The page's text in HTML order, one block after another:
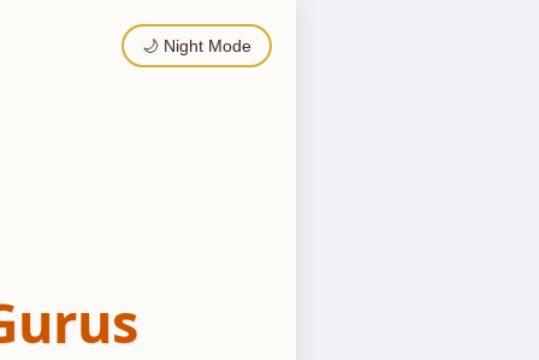
🌙 Night Mode